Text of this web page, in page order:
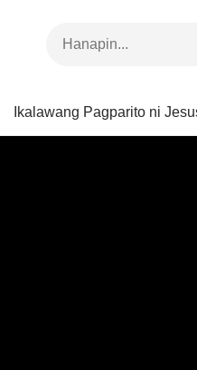
Ikalawang Pagparito ni